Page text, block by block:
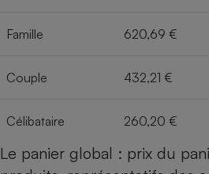
Famille 620,69 €
Couple 432,21 €
Célibataire 260,20 €
Le panier global : prix du